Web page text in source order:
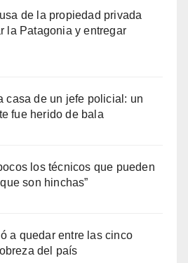
de la propiedad privada
la Patagonia y entregar
casa de un jefe policial: un
fue herido de bala
los técnicos que pueden
son hinchas”
a quedar entre las cinco
del país